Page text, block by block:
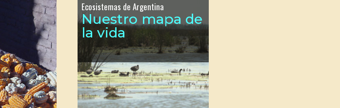
Ecosistemas de Argentina
Nuestro mapa de
la vida